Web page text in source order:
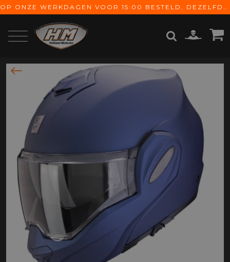
OP ONZE WERKDAGEN VOOR 15:00 BESTELD, DEZELFDE DAG VERZONDEN! GRATIS VERZENDING VANAF € 65,-